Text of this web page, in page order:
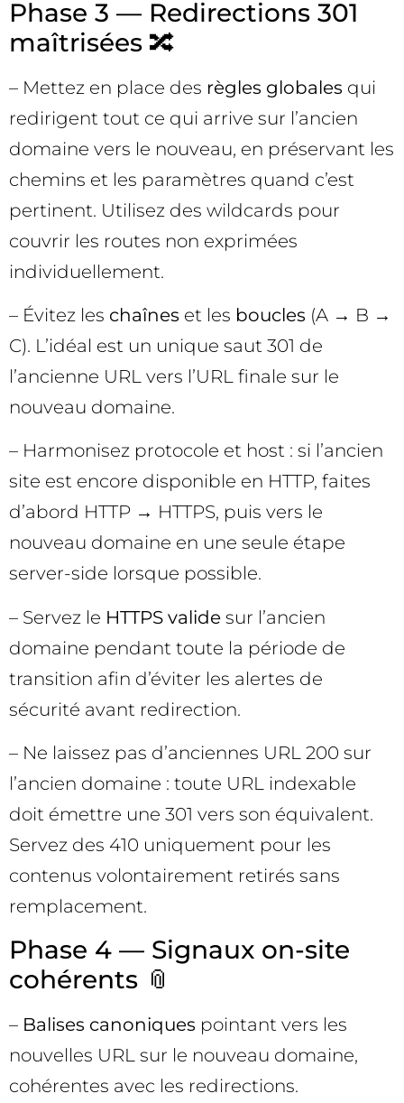
Phase 3 — Redirections 301
maîtrisées 🔀
– Mettez en place des règles globales qui
redirigent tout ce qui arrive sur l’ancien
domaine vers le nouveau, en préservant les
chemins et les paramètres quand c’est
pertinent. Utilisez des wildcards pour
couvrir les routes non exprimées
individuellement.
– Évitez les chaînes et les boucles (A → B →
C). L’idéal est un unique saut 301 de
l’ancienne URL vers l’URL finale sur le
nouveau domaine.
– Harmonisez protocole et host : si l’ancien
site est encore disponible en HTTP, faites
d’abord HTTP → HTTPS, puis vers le
nouveau domaine en une seule étape
server-side lorsque possible.
– Servez le HTTPS valide sur l’ancien
domaine pendant toute la période de
transition afin d’éviter les alertes de
sécurité avant redirection.
– Ne laissez pas d’anciennes URL 200 sur
l’ancien domaine : toute URL indexable
doit émettre une 301 vers son équivalent.
Servez des 410 uniquement pour les
contenus volontairement retirés sans
remplacement.
Phase 4 — Signaux on-site
cohérents 📎
– Balises canoniques pointant vers les
nouvelles URL sur le nouveau domaine,
cohérentes avec les redirections.